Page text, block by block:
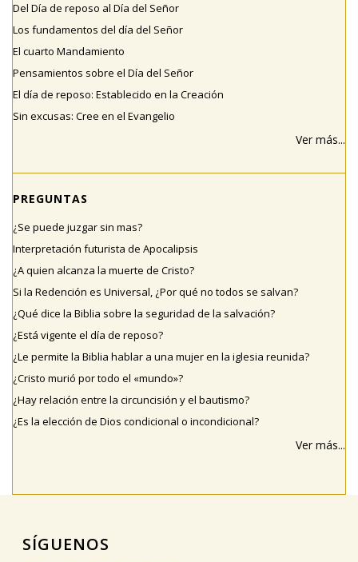
Del Día de reposo al Día del Señor
Los fundamentos del día del Señor
El cuarto Mandamiento
Pensamientos sobre el Día del Señor
El día de reposo: Establecido en la Creación
Sin excusas: Cree en el Evangelio
Ver más...
PREGUNTAS
¿Se puede juzgar sin mas?
Interpretación futurista de Apocalipsis
¿A quien alcanza la muerte de Cristo?
Si la Redención es Universal, ¿Por qué no todos se salvan?
¿Qué dice la Biblia sobre la seguridad de la salvación?
¿Está vigente el día de reposo?
¿Le permite la Biblia hablar a una mujer en la iglesia reunida?
¿Cristo murió por todo el «mundo»?
¿Hay relación entre la circuncisión y el bautismo?
¿Es la elección de Dios condicional o incondicional?
Ver más...
SÍGUENOS